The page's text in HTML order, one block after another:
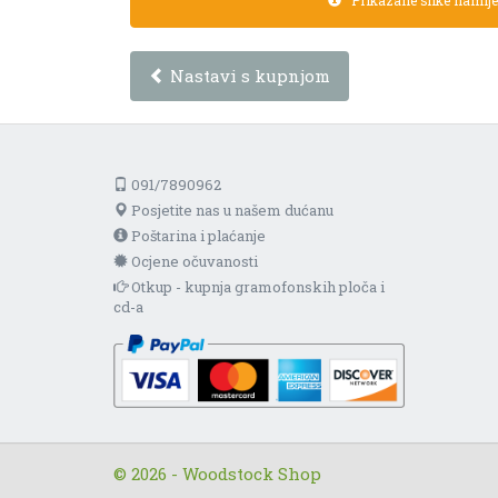
Nastavi s kupnjom
091/7890962
Posjetite nas u našem dućanu
Poštarina i plaćanje
Ocjene očuvanosti
Otkup - kupnja gramofonskih ploča i
cd-a
© 2026 - Woodstock Shop